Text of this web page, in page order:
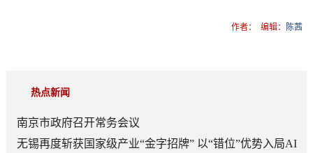
作者： 编辑： 陈茜
热点新闻
南京市政府召开常务会议
无锡再度斩获国家级产业“金字招牌” 以“错位”优势入局AI